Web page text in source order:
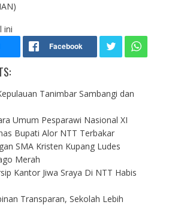
ini
Tanimbar Sambangi dan
Umum Pesparawi Nasional XI
Bupati Alor NTT Terbakar
SMA Kristen Kupang Ludes
Merah
Kantor Jiwa Sraya Di NTT Habis
Transparan, Sekolah Lebih